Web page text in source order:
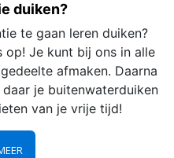
duiken?
te gaan leren duiken?
op! Je kunt bij ons in alle
afmaken. Daarna
je buitenwaterduiken
van je vrije tijd!